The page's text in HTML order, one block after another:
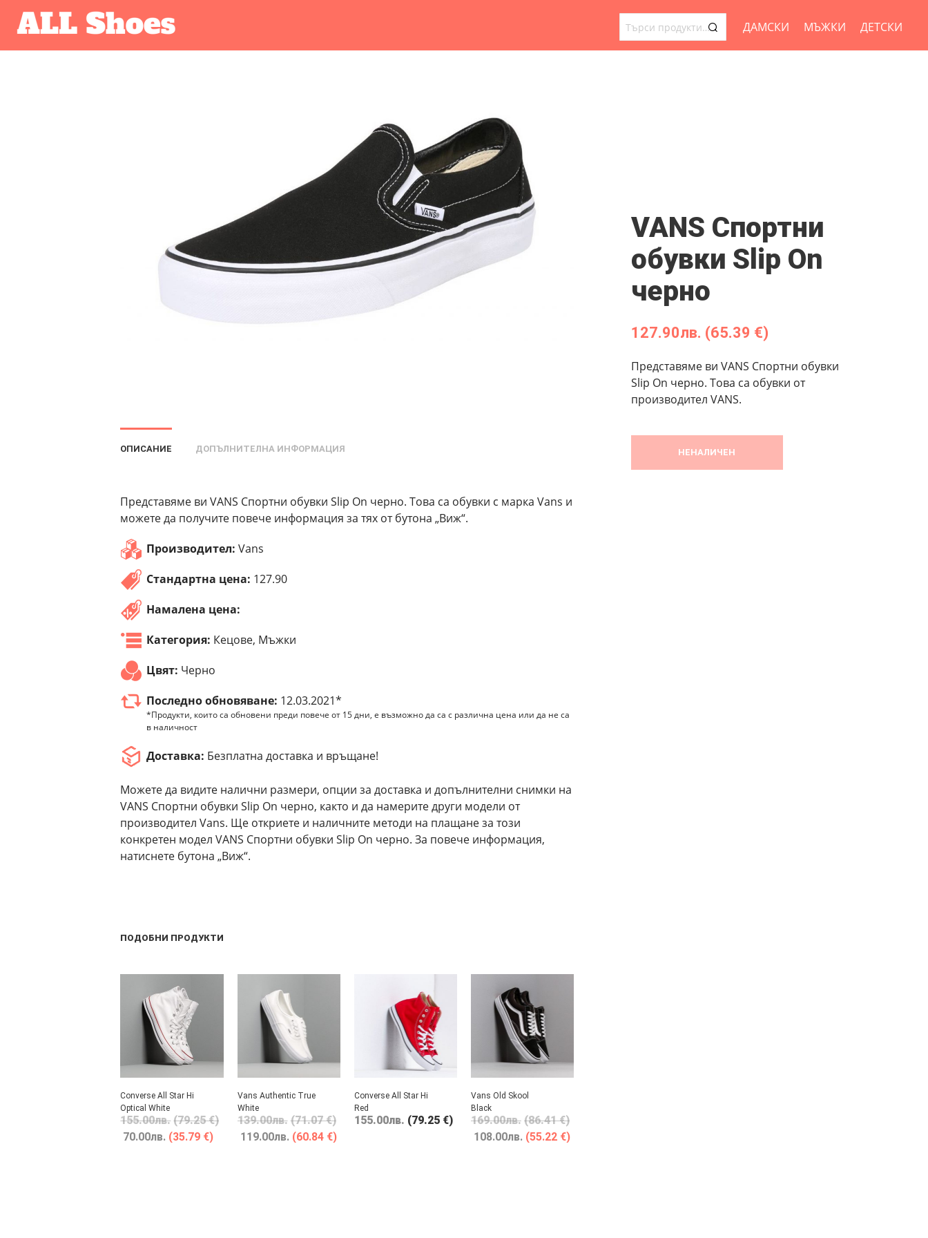
ТЪРСЕНЕ
ДАМСКИ МЪЖКИ ДЕТСКИ
VANS Спортни
обувки Slip On
черно
127.90лв. (65.39 €)
Представяме ви VANS Спортни обувки
Slip On черно. Това са обувки от
производител VANS.
НЕНАЛИЧЕН
ОПИСАНИЕ ДОПЪЛНИТЕЛНА ИНФОРМАЦИЯ
Представяме ви VANS Спортни обувки Slip On черно. Това са обувки с марка Vans и
можете да получите повече информация за тях от бутона „Виж“.
Производител: Vans
Стандартна цена: 127.90
Намалена цена:
Категория: Кецове, Мъжки
Цвят: Черно
Последно обновяване: 12.03.2021*
*Продукти, които са обновени преди повече от 15 дни, е възможно да са с различна цена или да не са
в наличност
Доставка: Безплатна доставка и връщане!
Можете да видите налични размери, опции за доставка и допълнителни снимки на
VANS Спортни обувки Slip On черно, както и да намерите други модели от
производител Vans. Ще откриете и наличните методи на плащане за този
конкретен модел VANS Спортни обувки Slip On черно. За повече информация,
натиснете бутона „Виж“.
ПОДОБНИ ПРОДУКТИ
Converse All Star Hi
Optical White
155.00лв. (79.25 €)
70.00лв. (35.79 €)
Vans Authentic True
White
139.00лв. (71.07 €)
119.00лв. (60.84 €)
Converse All Star Hi
Red
155.00лв. (79.25 €)
Vans Old Skool
Black
169.00лв. (86.41 €)
108.00лв. (55.22 €)